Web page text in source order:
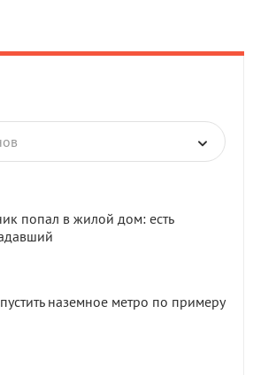
попал в жилой дом: есть
наземное метро по примеру